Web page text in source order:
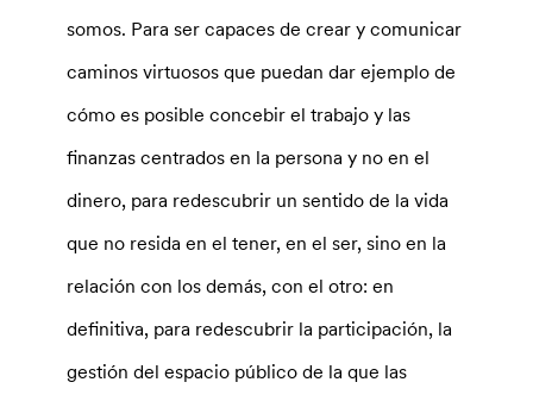
somos. Para ser capaces de crear y comunicar
caminos virtuosos que puedan dar ejemplo de
cómo es posible concebir el trabajo y las
finanzas centrados en la persona y no en el
dinero, para redescubrir un sentido de la vida
que no resida en el tener, en el ser, sino en la
relación con los demás, con el otro: en
definitiva, para redescubrir la participación, la
gestión del espacio público de la que las